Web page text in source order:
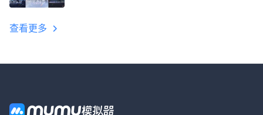
查看更多